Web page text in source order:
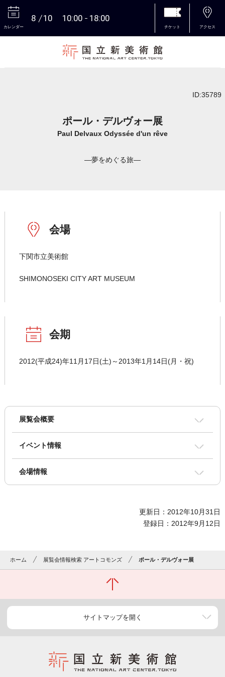
カレンダー
8 10 10:00 18:00
チケット アクセス
ID:35789
ポール・デルヴォー展
Paul Delvaux Odyssée d'un rêve
―夢をめぐる旅―
会場
下関市立美術館
SHIMONOSEKI CITY ART MUSEUM
会期
2012(平成24)年11月17日(土)～2013年1月14日(月・祝)
展覧会概要
イベント情報
会場情報
更新日：2012年10月31日
登録日：2012年9月12日
ホーム 展覧会情報検索 アートコモンズ ポール・デルヴォー展
サイトマップを開く